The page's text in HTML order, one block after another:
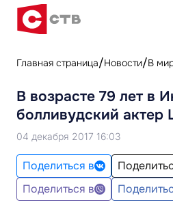
Главная страница Новости В
В возрасте 79 лет в
болливудский
04 декабря 2017 16:03
Поделиться в
Поделиться в